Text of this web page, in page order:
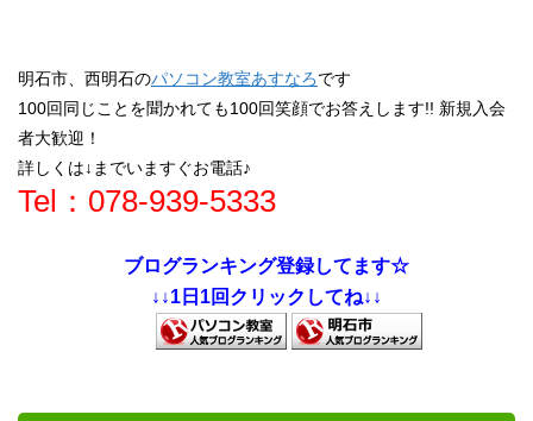
明石市、西明石のパソコン教室あすなろです
100回同じことを聞かれても100回笑顔でお答えします!! 新規入会
者大歓迎！
詳しくは↓までいますぐお電話♪
Tel：078-939-5333
ブログランキング登録してます☆
↓↓1日1回クリックしてね↓↓